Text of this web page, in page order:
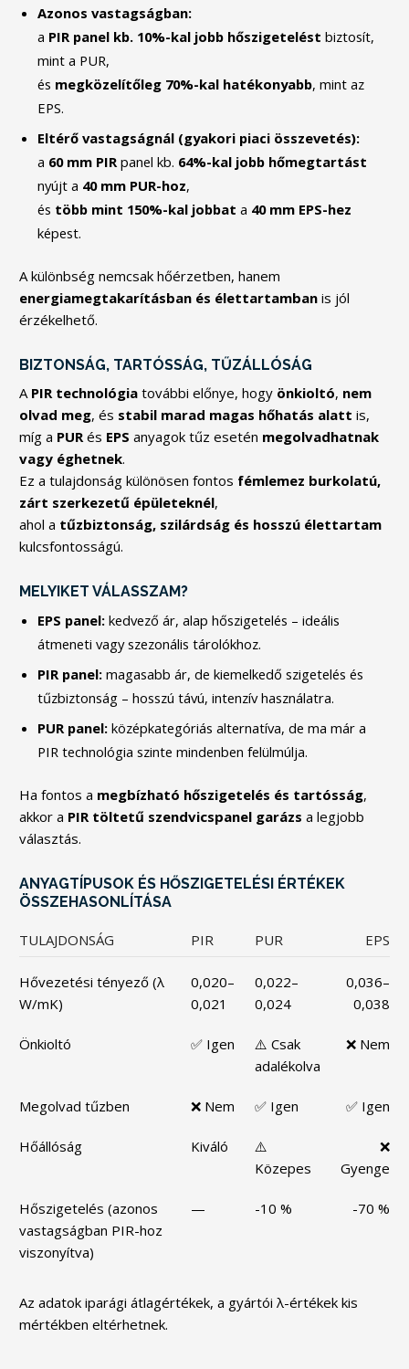
Azonos vastagságban:
a PIR panel kb. 10%-kal jobb hőszigetelést biztosít,
mint a PUR,
és megközelítőleg 70%-kal hatékonyabb, mint az
EPS.
Eltérő vastagságnál (gyakori piaci összevetés):
a 60 mm PIRpanel kb. 64%-kal jobb hőmegtartást
nyújt a 40 mm PUR-hoz,
és több mint 150%-kal jobbat a 40 mm EPS-hez
képest.
A különbség nemcsak hőérzetben, hanem
energiamegtakarításban és élettartamban is jól
érzékelhető.
BIZTONSÁG, TARTÓSSÁG, TŰZÁLLÓSÁG
A PIR technológia további előnye, hogy önkioltó, nem
olvad meg, és stabil marad magas hőhatás alatt is,
míg a PUR és EPS anyagok tűz esetén megolvadhatnak
vagy éghetnek.
Ez a tulajdonság különösen fontos fémlemez burkolatú,
zárt szerkezetű épületeknél,
ahol a tűzbiztonság, szilárdság és hosszú élettartam
kulcsfontosságú.
MELYIKET VÁLASSZAM?
EPS panel: kedvező ár, alap hőszigetelés – ideális
átmeneti vagy szezonális tárolókhoz.
PIR panel: magasabb ár, de kiemelkedő szigetelés és
tűzbiztonság – hosszú távú, intenzív használatra.
PUR panel: középkategóriás alternatíva, de ma már a
PIR technológia szinte mindenben felülmúlja.
Ha fontos a megbízható hőszigetelés és tartósság,
akkor a PIR töltetű szendvicspanel garázs a legjobb
választás.
ANYAGTÍPUSOK ÉS HŐSZIGETELÉSI ÉRTÉKEK
ÖSSZEHASONLÍTÁSA
TULAJDONSÁG PIR PUR EPS
Hővezetési tényező (λ
W/mK)
0,020–
0,021
0,022–
0,024
0,036–
0,038
Önkioltó ✅ Igen
⚠️ Csak
adalékolva
❌ Nem
Megolvad tűzben ❌ Nem ✅ Igen ✅ Igen
Hőállóság Kiváló
⚠️
Közepes
❌
Gyenge
Hőszigetelés (azonos
vastagságban PIR-hoz
viszonyítva)
— -10 % -70 %
Az adatok iparági átlagértékek, a gyártói λ-értékek kis
mértékben eltérhetnek.